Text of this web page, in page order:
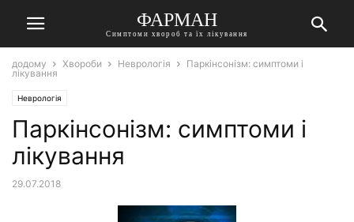
ФАРМАН
Симптоми хвороб та їх лікування
додому Хвороби Неврологія
Паркінсонізм: симптоми і
лікування
Неврологія
Паркінсонізм: симптоми і
лікування
29.07.2018